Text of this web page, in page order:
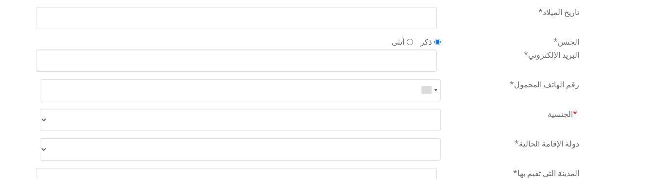
تاريخ الميلاد*
الجنس* ذكر
أنثى
البريد الإلكتروني*
رقم الهاتف المحمول*
الجنسية*
دولة الإقامة الحالية*
المدينة التي تقيم بها*